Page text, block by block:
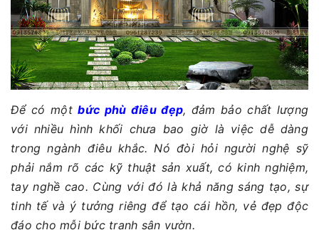
Để có mộtbức phù điêu đẹp, đảm bảo chất lượng
với nhiều hình khối chưa bao giờ là việc dễ dàng
trong ngành điêu khắc. Nó đòi hỏi người nghệ sỹ
phải nắm rõ các kỹ thuật sản xuất, có kinh nghiệm,
tay nghề cao. Cùng với đó là khả năng sáng tạo, sự
tinh tế và ý tưởng riêng để tạo cái hồn, vẻ đẹp độc
đáo cho mỗi bức tranh sân vườn.